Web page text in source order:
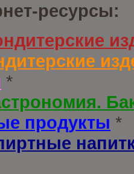
ресурсы:
*
продукты *